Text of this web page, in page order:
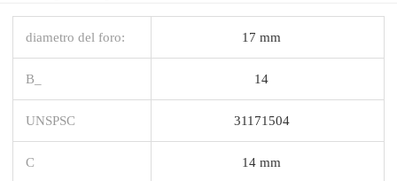
diametro del foro: 17 mm
B_ 14
UNSPSC 31171504
C 14 mm